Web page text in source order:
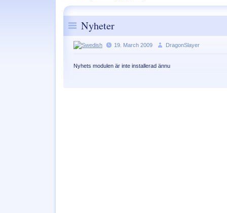
Nyheter
19. March 2009 DragonSlayer
Nyhets modulen är inte installerad ännu